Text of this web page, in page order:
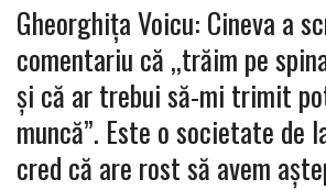
Gheorghița Voicu: Cineva a
comentariu că ,,trăim pe
și că ar trebui să-mi trimit
muncă”. Este o societate de
cred că are rost să avem